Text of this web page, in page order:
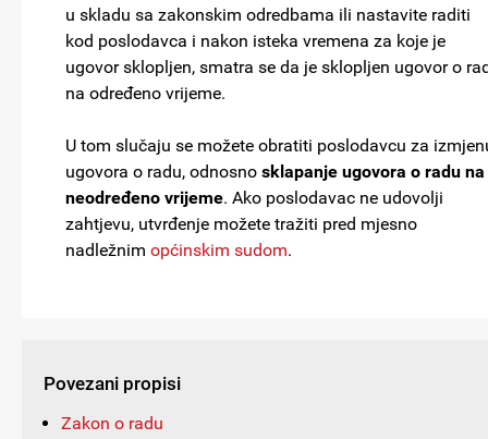
u skladu sa zakonskim odredbama ili nastavite raditi
kod poslodavca i nakon isteka vremena za koje je
ugovor sklopljen, smatra se da je sklopljen ugovor o
na određeno vrijeme.
U tom slučaju se možete obratiti poslodavcu za
ugovora o radu, odnosno sklapanje ugovora o radu na
neodređeno vrijeme. Ako poslodavac ne udovolji
zahtjevu, utvrđenje možete tražiti pred mjesno
nadležnim općinskim sudom.
Povezani propisi
Zakon o radu